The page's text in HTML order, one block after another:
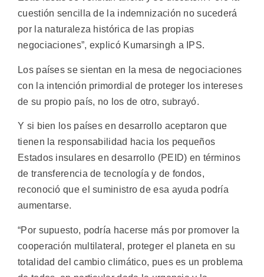
cuestión sencilla de la indemnización no sucederá
por la naturaleza histórica de las propias
negociaciones”, explicó Kumarsingh a IPS.
Los países se sientan en la mesa de negociaciones
con la intención primordial de proteger los intereses
de su propio país, no los de otro, subrayó.
Y si bien los países en desarrollo aceptaron que
tienen la responsabilidad hacia los pequeños
Estados insulares en desarrollo (PEID) en términos
de transferencia de tecnología y de fondos,
reconoció que el suministro de esa ayuda podría
aumentarse.
“Por supuesto, podría hacerse más por promover la
cooperación multilateral, proteger el planeta en su
totalidad del cambio climático, pues es un problema